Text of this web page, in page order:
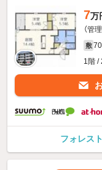
7万
（管
敷
1階 /
フォレス